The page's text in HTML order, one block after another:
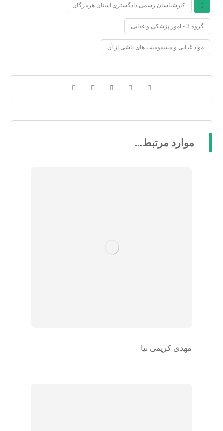
کارشناسان رسمی دادگستری استان هرمزگان
گروه 3 - امور پزشکی و غذایی
مواد غذایی و مسمومیت های ناشی از آن
موارد مرتبط...
مهدی کریمی نیا